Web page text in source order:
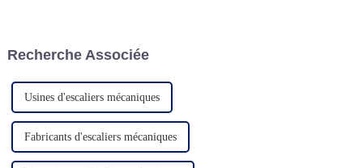
d'énergie...
Recherche Associée
Usines d'escaliers mécaniques
Fabricants d'escaliers mécaniques